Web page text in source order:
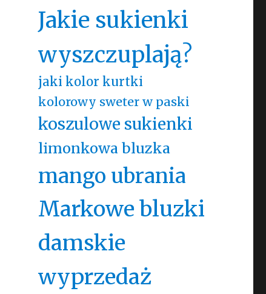
Jakie sukienki
wyszczuplają?
jaki kolor kurtki
kolorowy sweter w paski
koszulowe sukienki
limonkowa bluzka
mango ubrania
Markowe bluzki
damskie
wyprzedaż